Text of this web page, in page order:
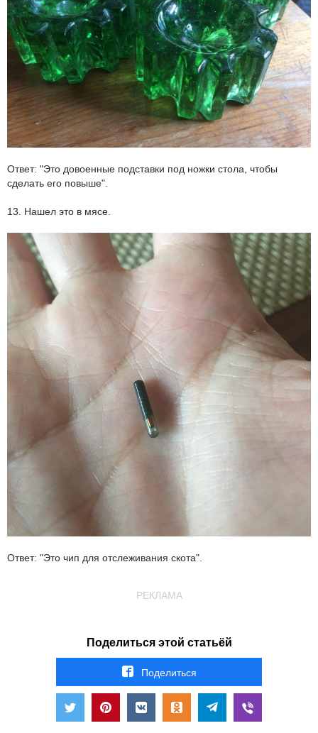
Ответ: "Это довоенные подставки под ножки стола, чтобы
сделать его повыше".
13. Нашел это в мясе.
Ответ: "Это чип для отслеживания скота".
РЕКЛАМА
Поделиться этой статьёй
Поделиться